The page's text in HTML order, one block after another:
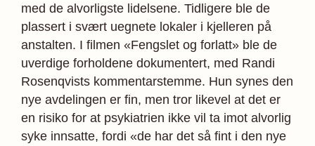
med de alvorligste lidelsene. Tidligere ble de
plassert i svært uegnete lokaler i kjelleren på
anstalten. I filmen «Fengslet og forlatt» ble de
uverdige forholdene dokumentert, med Randi
Rosenqvists kommentarstemme. Hun synes den
nye avdelingen er fin, men tror likevel at det er
en risiko for at psykiatrien ikke vil ta imot alvorlig
syke innsatte, fordi «de har det så fint i den nye